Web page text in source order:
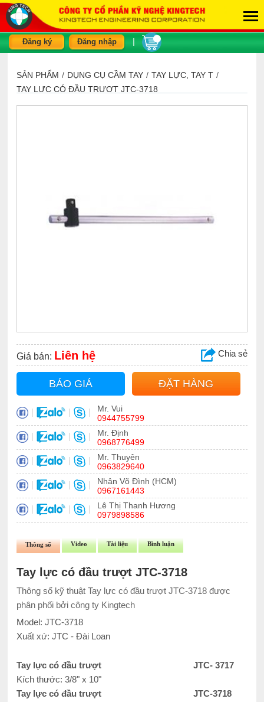
Đăng ký Đăng nhập
SẢN PHẨM / DỤNG CỤ CẦM TAY / TAY LỰC, TAY T /
TAY LỰC CÓ ĐẦU TRƯỢT JTC-3718
Giá bán: Liên hệ Chia sẻ
BÁO GIÁ ĐẶT HÀNG
| | |
Mr. Vui
0944755799
| | |
Mr. Định
0968776499
| | |
Mr. Thuyên
0963829640
| | |
Nhân Võ Đình (HCM)
0967161443
| | |
Lê Thị Thanh Hương
0979898586
Thông số Video Tài liệu Bình luận
Tay lực có đầu trượt JTC-3718
Thông số kỹ thuật Tay lực có đầu trượt JTC-3718 được
phân phối bởi công ty Kingtech
Model: JTC-3718
Xuất xứ: JTC - Đài Loan
Tay lực có đầu trượt
JTC- 3717
Kích thước: 3/8" x 10"
Tay lực có đầu trượt
JTC-3718